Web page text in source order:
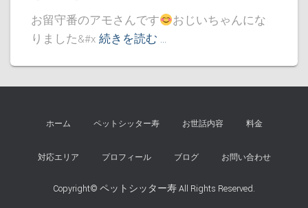
お留守番のアモさんです
おじいちゃんにな
りました&#x 続きを読む …
ホーム ペットシッター寿 お世話内容 料金
対応エリア プロフィール ブログ お問い合わせ
Copyright© ペットシッター寿All Rights Reserved.